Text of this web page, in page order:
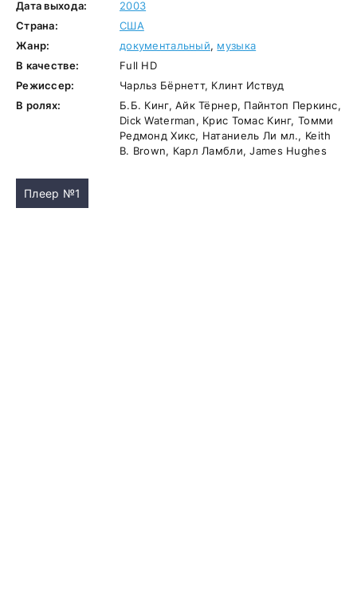
Дата выхода:
2003
Страна:
США
Жанр:
документальный, музыка
В качестве:
Full HD
Режиссер:
Чарльз Бёрнетт, Клинт Иствуд
В ролях:
Б.Б. Кинг, Айк Тёрнер, Пайнтоп Перкинс,
Dick Waterman, Крис Томас Кинг, Томми
Редмонд Хикс, Натаниель Ли мл., Keith
B. Brown, Карл Ламбли, James Hughes
Плеер №1